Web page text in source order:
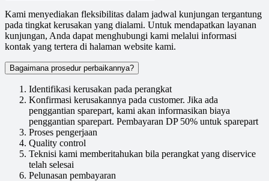
Kami menyediakan fleksibilitas dalam jadwal kunjungan tergantung
pada tingkat kerusakan yang dialami. Untuk mendapatkan layanan
kunjungan, Anda dapat menghubungi kami melalui informasi
kontak yang tertera di halaman website kami.
Bagaimana prosedur perbaikannya?
Identifikasi kerusakan pada perangkat
Konfirmasi kerusakannya pada customer. Jika ada
penggantian sparepart, kami akan informasikan biaya
penggantian sparepart. Pembayaran DP 50% untuk sparepart
Proses pengerjaan
Quality control
Teknisi kami memberitahukan bila perangkat yang diservice
telah selesai
Pelunasan pembayaran